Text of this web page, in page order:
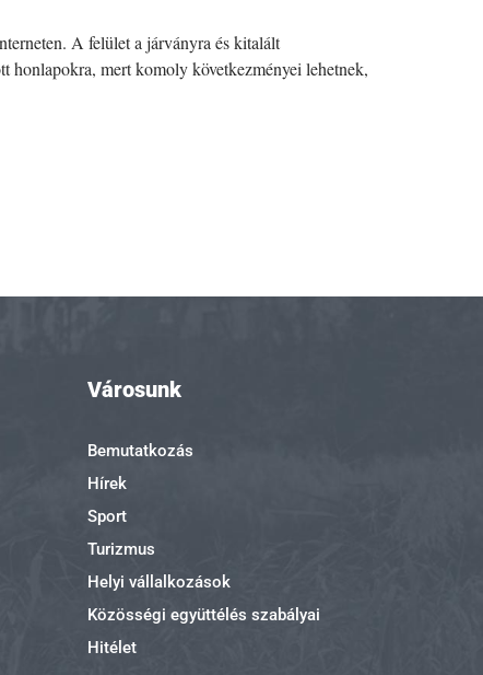
A felület a járványra és kitalált
honlapokra, mert komoly következményei lehetnek,
Városunk
Bemutatkozás
Hírek
Sport
Turizmus
Helyi vállalkozások
Közösségi együttélés szabályai
Hitélet